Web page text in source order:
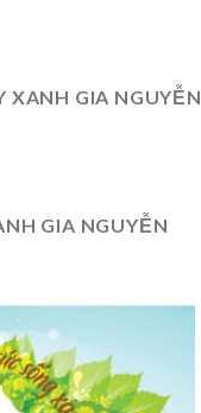
XANH GIA NGUYỄN
GIA NGUYỄN